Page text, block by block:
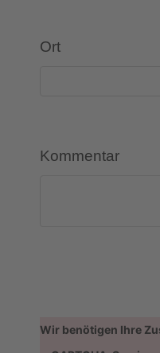
Ort
Kommentar
Wir benötigen Ihre